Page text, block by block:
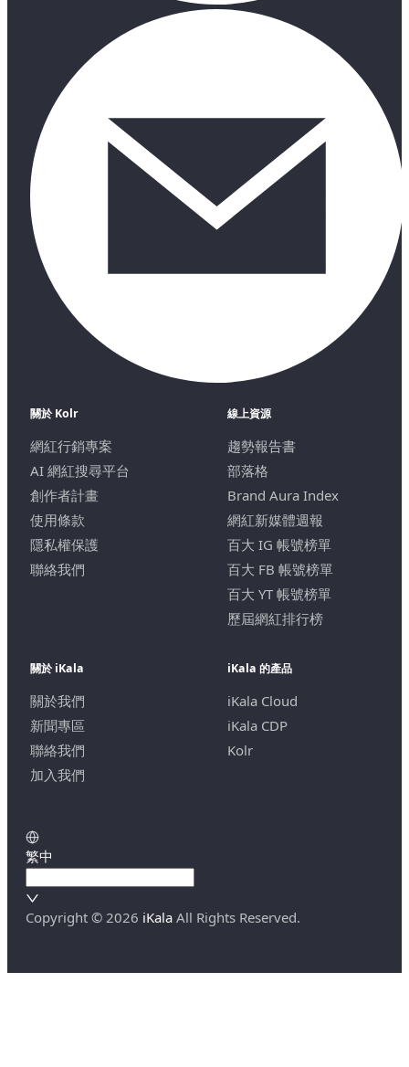
關於 Kolr
網紅行銷專案
AI 網紅搜尋平台
創作者計畫
使用條款
隱私權保護
聯絡我們
線上資源
趨勢報告書
部落格
Brand Aura Index
網紅新媒體週報
百大 IG 帳號榜單
百大 FB 帳號榜單
百大 YT 帳號榜單
歷屆網紅排行榜
關於 iKala
關於我們
新聞專區
聯絡我們
加入我們
iKala 的產品
iKala Cloud
iKala CDP
Kolr
繁中
Copyright © 2026 iKala All Rights Reserved.